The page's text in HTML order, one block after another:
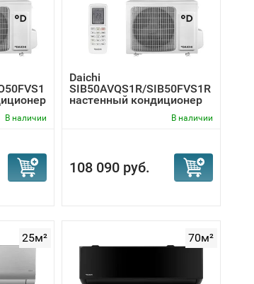
под любые запросы.
В наличии
Daichi
SIB50AVQS1R/SIB50FVS1R
настенный кондиционер
В наличии
108 090 руб.
25м² 70м²